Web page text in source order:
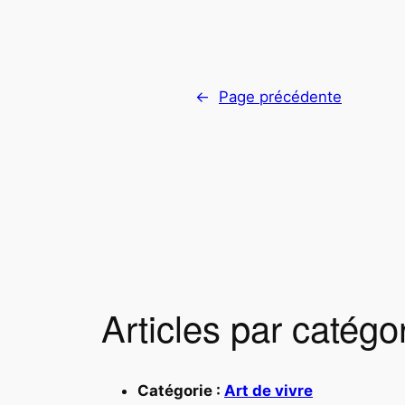
← Page précédente
Articles par
Catégorie : Art de vivre